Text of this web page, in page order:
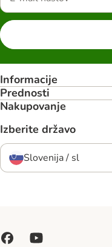
Informacije
Prednosti
Nakupovanje
Izberite državo
Slovenija / sl